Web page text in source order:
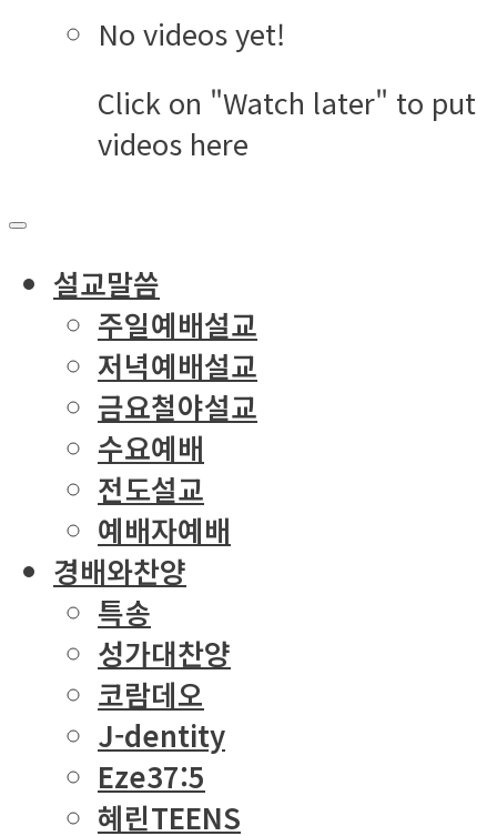
No videos yet!
Click on "Watch later" to put
videos here
설교말씀
주일예배설교
저녁예배설교
금요철야설교
수요예배
전도설교
예배자예배
경배와찬양
특송
성가대찬양
코람데오
J-dentity
Eze37:5
혜린TEENS